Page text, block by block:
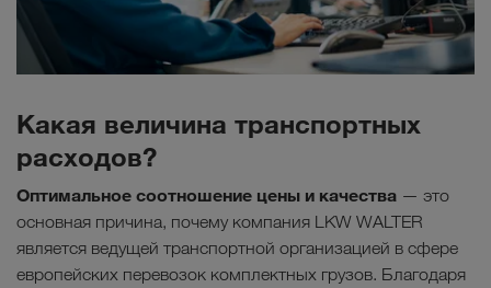
Какая величина транспортных
расходов?
Оптимальное соотношение цены и качества — это
основная причина, почему компания LKW WALTER
является ведущей транспортной организацией в сфере
европейских перевозок комплектных грузов. Благодаря